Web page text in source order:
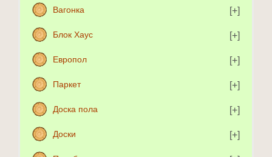
Вагонка
Блок Хаус
Европол
Паркет
Доска пола
Доски